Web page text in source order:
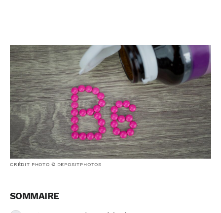
CRÉDIT PHOTO © DEPOSITPHOTOS